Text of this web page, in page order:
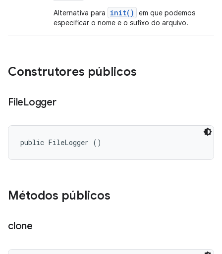
Alternativa para init()
em que podemos
especificar o nome e o sufixo do arquivo.
Construtores públicos
FileLogger
public FileLogger ()
Métodos públicos
clone